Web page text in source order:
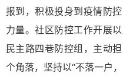
报到，积极投身到疫情防
力量。社区防控工作开展
民主路四巷防控组，主动
个角落，坚持以“不落一户